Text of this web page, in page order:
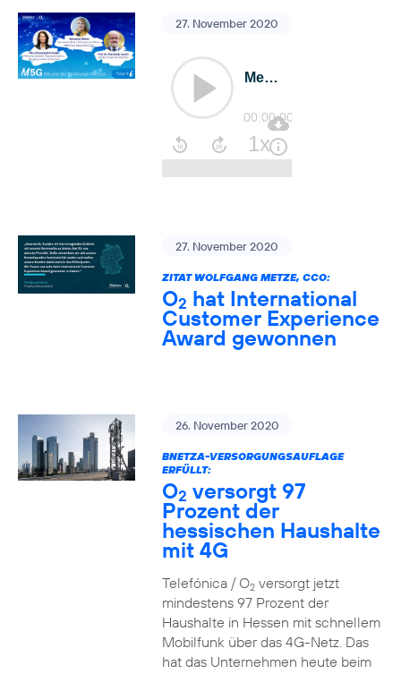
27. November 2020
27. November 2020
ZITAT WOLFGANG METZE, CCO:
O2 hat International
Customer Experience
Award gewonnen
26. November 2020
BNETZA-VERSORGUNGSAUFLAGE
ERFÜLLT:
O2 versorgt 97
Prozent der
hessischen Haushalte
mit 4G
Telefónica / O2versorgt jetzt
mindestens 97 Prozent der
Haushalte in Hessen mit schnellem
Mobilfunk über das 4G-Netz. Das
hat das Unternehmen heute beim